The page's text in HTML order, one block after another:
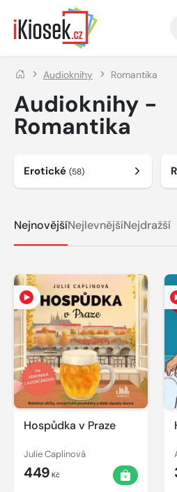
Přejít na hlavní obsah
Audioknihy Romantika
Audioknihy -
Romantika
Erotické (58)
NejnovějšíNejlevnějšíNejdražší
Hospůdka v Praze
Julie Caplinová
449 Kč